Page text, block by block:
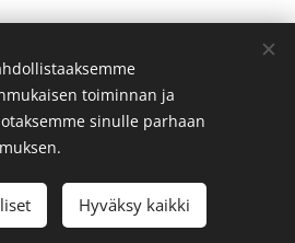
Kennelkerho
pidätetään.
Evästeet
toiminnan ja
sinulle parhaan
Hyväksy kaikki